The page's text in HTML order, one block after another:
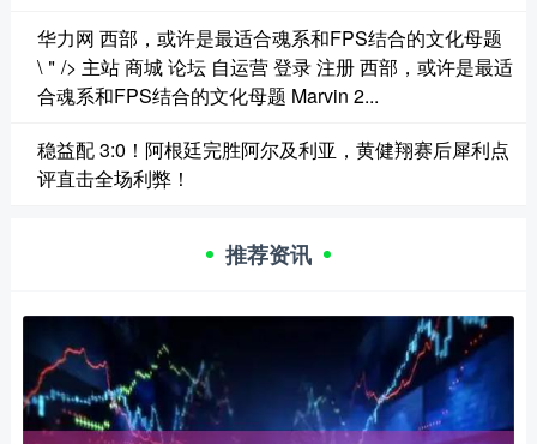
华力网 西部，或许是最适合魂系和FPS结合的文化母题
\＂/> 主站 商城 论坛 自运营 登录 注册 西部，或许是最适
合魂系和FPS结合的文化母题 Marvin 2...
稳益配 3:0！阿根廷完胜阿尔及利亚，黄健翔赛后犀利点
评直击全场利弊！
推荐资讯